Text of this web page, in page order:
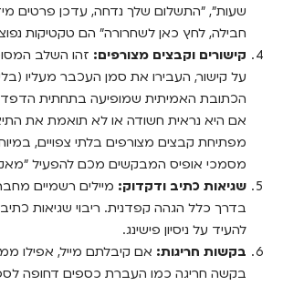
שעות", "התשלום שלך נדחה, עדכן פרטים
חבילה, לחץ כאן לשחרורה" הם טקטיקות
קישורים וקבצים מצורפים: זהו השלב
על קישור, העבירו את סמן העכבר מעליו
הכתובת האמיתית שמופיעה בתחתית
אם היא נראית חשודה או לא תואמת את
מסמכי אופיס המבקשים מכם להפעיל
שגיאות כתיב ודקדוק: מיילים רשמיים
בדרך כלל הגהה קפדנית. ריבוי שגיאות כתיב
להעיד על ניסיון פישינג.
בקשות חריגות: אם קיבלתם מייל, אפילו
בקשה חריגה כמו העברת כספים דחופה